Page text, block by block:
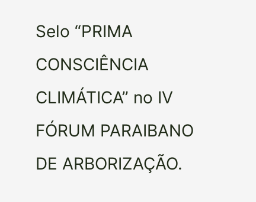
Selo “PRIMA
CONSCIÊNCIA
CLIMÁTICA” no IV
FÓRUM PARAIBANO
DE ARBORIZAÇÃO.